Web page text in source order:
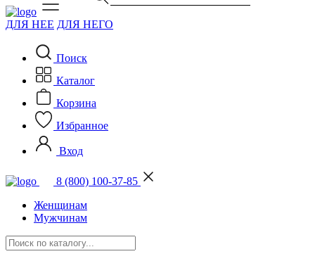
ДЛЯ НЕЕ ДЛЯ НЕГО
Поиск
Каталог
Корзина
Избранное
Вход
8 (800) 100-37-85
Женщинам
Мужчинам